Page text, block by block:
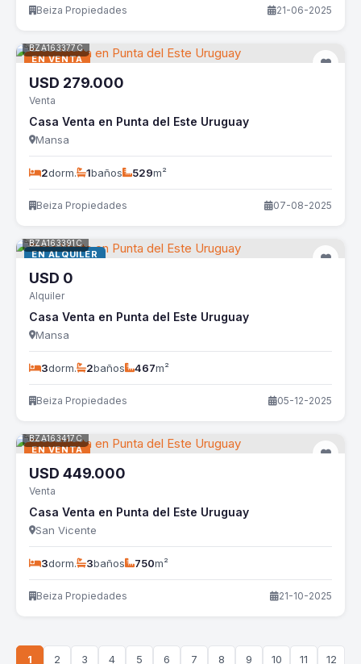
Beiza Propiedades 21-06-2025
EN VENTA
BZA163377C
USD 279.000
Venta
Casa Venta en Punta del Este Uruguay
Mansa
2dorm. 1baños 529m²
Beiza Propiedades 07-08-2025
EN ALQUILER
BZA163391C
USD 0
Alquiler
Casa Venta en Punta del Este Uruguay
Mansa
3dorm. 2baños 467m²
Beiza Propiedades 05-12-2025
EN VENTA
BZA163417C
USD 449.000
Venta
Casa Venta en Punta del Este Uruguay
San Vicente
3dorm. 3baños 750m²
Beiza Propiedades 21-10-2025
1 2 3 4 5 6 7 8 9 10 11 12